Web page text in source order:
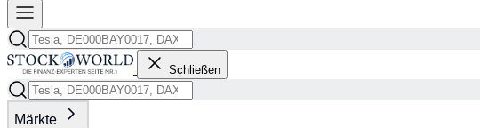
Schließen
Märkte